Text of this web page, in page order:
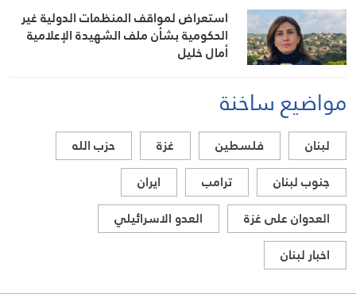
استعراض لمواقف المنظمات الدولية غير
الحكومية بشأن ملف الشهيدة الإعلامية
أمال خليل
مواضيع ساخنة
لبنان فلسطين غزة
حزب الله
جنوب لبنان
ترامب
ايران
العدوان على غزة
العدو الاسرائيلي
اخبار لبنان